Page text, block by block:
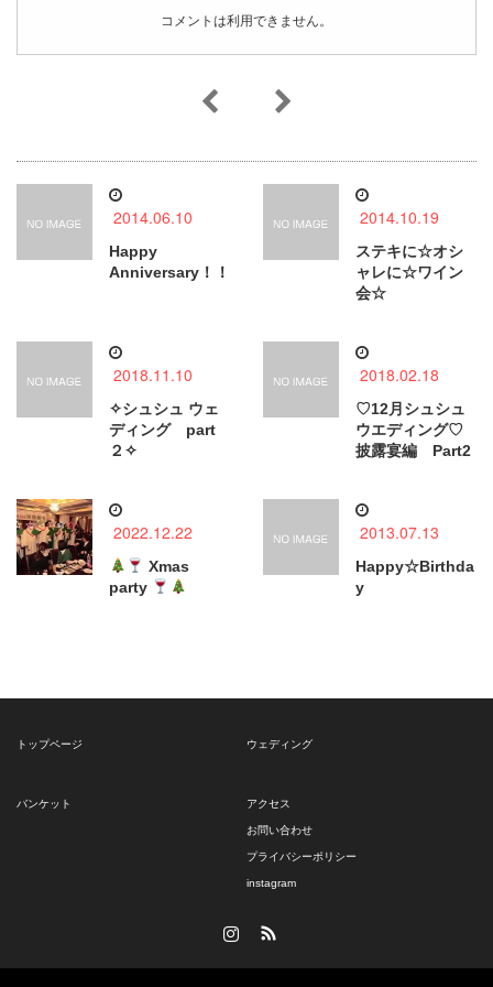
コメントは利用できません。
2014.06.10
Happy
Anniversary！！
2014.10.19
ステキに☆オシ
ャレに☆ワイン
会☆
2018.11.10
✧シュシュ ウェ
ディング part
２✧
2018.02.18
♡12月シュシュ
ウエディング♡
披露宴編 Part2
2022.12.22
Xmas
party
2013.07.13
Happy☆Birthda
y
トップページ ウェディング
バンケット アクセス
お問い合わせ
プライバシーポリシー
instagram